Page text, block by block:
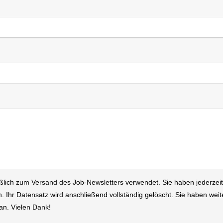
zum Versand des Job-Newsletters verwendet. Sie haben
Ihr Datensatz wird anschließend vollständig gelöscht. Sie haben
Vielen Dank!